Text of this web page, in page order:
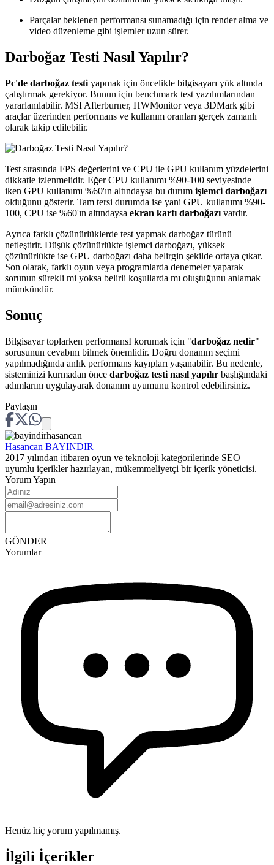
Parçalar beklenen performansı sunamadığı için render alma ve
video düzenleme gibi işlemler uzun sürer.
Darboğaz Testi Nasıl Yapılır?
Pc'de darboğaz testi yapmak için öncelikle bilgisayarı yük altında
çalıştırmak gerekiyor. Bunun için benchmark test yazılımlarından
yararlanılabilir. MSI Afterburner, HWMonitor veya 3DMark gibi
araçlar üzerinden performans ve kullanım oranları gerçek zamanlı
olarak takip edilebilir.
Test sırasında FPS değerlerini ve CPU ile GPU kullanım yüzdelerini
dikkatle izlenmelidir. Eğer CPU kullanımı %90-100 seviyesinde
iken GPU kullanımı %60'ın altındaysa bu durum işlemci darboğazı
olduğunu gösterir. Tam tersi durumda ise yani GPU kullanımı %90-
100, CPU ise %60'ın altındaysa ekran kartı darboğazı vardır.
Ayrıca farklı çözünürlüklerde test yapmak darboğaz türünü
netleştirir. Düşük çözünürlükte işlemci darboğazı, yüksek
çözünürlükte ise GPU darboğazı daha belirgin şekilde ortaya çıkar.
Son olarak, farklı oyun veya programlarda denemeler yaparak
sorunun sürekli mi yoksa belirli koşullarda mı oluştuğunu anlamak
mümkündür.
Sonuç
Bilgisayar toplarken performansI korumak için "darboğaz nedir"
sorusunun cevabını bilmek önemlidir. Doğru donanım seçimi
yapılmadığında anlık performans kayıpları yaşanabilir. Bu nedenle,
sisteminizi kurmadan önce darboğaz testi nasıl yapılır başlığındaki
adımlarını uygulayarak donanım uyumunu kontrol edebilirsiniz.
Paylaşın
Hasancan BAYINDIR
2017 yılından itibaren oyun ve teknoloji kategorilerinde SEO
uyumlu içerikler hazırlayan, mükemmeliyetçi bir içerik yöneticisi.
Yorum Yapın
GÖNDER
Yorumlar
Henüz hiç yorum yapılmamış.
İlgili İçerikler